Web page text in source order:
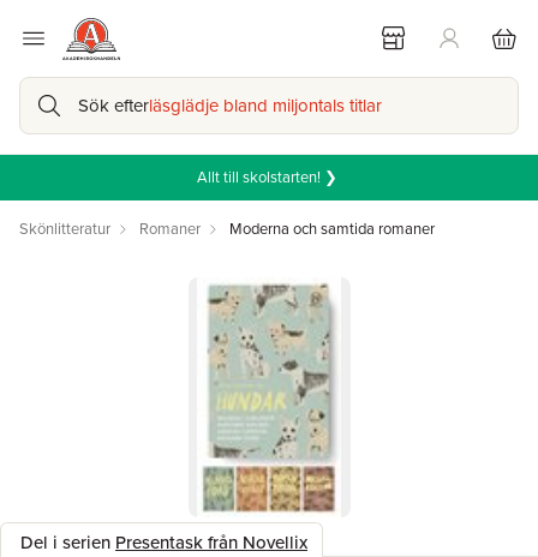
Sök efterläsglädje bland miljontals titlar
Allt till skolstarten! ❯
Skönlitteratur Romaner Moderna och samtida romaner
Del i serien Presentask från Novellix